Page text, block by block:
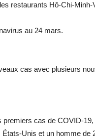
restaurants Hô-Chi-Minh-
au 24 mars.
cas avec plusieurs
premiers cas de COVID-
Unis et un homme de